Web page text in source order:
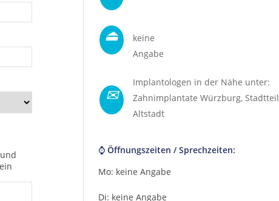
und
⏏
keine
Angabe
✉
Implantologen in der Nähe unter:
Zahnimplantate Würzburg, Stadtteil
Altstadt
⌚ Öffnungszeiten / Sprechzeiten:
Mo: keine Angabe
Di: keine Angabe